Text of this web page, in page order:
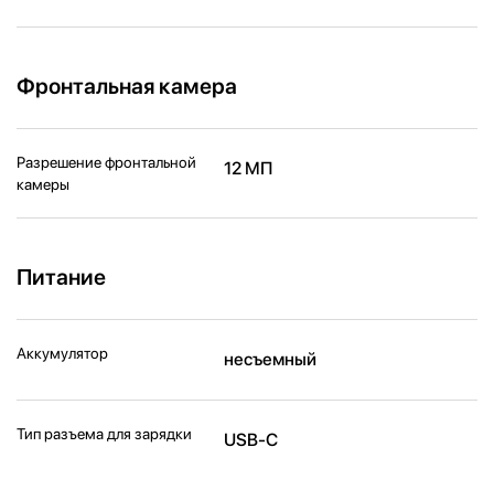
Фронтальная камера
Разрешение фронтальной
камеры
12 МП
Питание
Аккумулятор несъемный
Тип разъема для зарядки USB-C